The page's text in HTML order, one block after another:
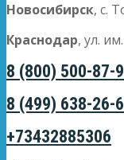
Новосибирск, с.
Краснодар, ул.
8 (800) 500-87-
8 (499) 638-26-
+73432885306